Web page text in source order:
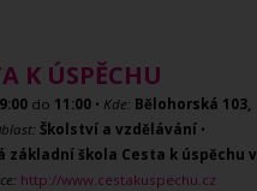
K ÚSPĚCHU
do 11:00 • Kde: Bělohorská 103,
Školství a vzdělávání •
základní škola Cesta k úspěchu v
http://www.cestakuspechu.cz